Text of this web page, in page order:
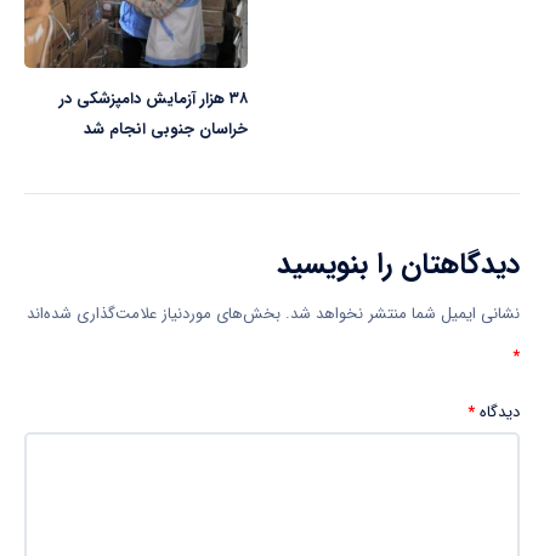
۳۸ هزار آزمایش دامپزشکی در
خراسان جنوبی انجام شد
دیدگاهتان را بنویسید
نشانی ایمیل شما منتشر نخواهد شد. بخش‌های موردنیاز علامت‌گذاری شده‌اند
*
دیدگاه*